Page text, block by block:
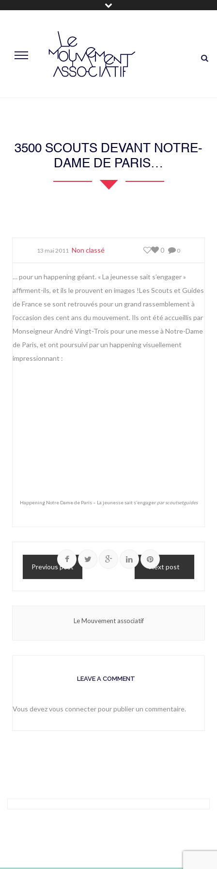
3500 SCOUTS DEVANT NOTRE-
DAME DE PARIS…
13 mai 2011 Non classé 0
0
… pour un happening géant. « La jeunesse sait s’engager »
affirment-ils, et ils le prouvent en images !Les Scouts et Guides
de France se sont retrouvés pour un grand rassemblement à
l’occasion des cent ans du mouvement. Ils ont été accueillis par
Monseigneur André Vingt-Trois pour une messe à Notre-Dame
de Paris, et ont poursuivi par un happeningvisuellement
impressionnant :
Happening Notre Dame de Paris – La jeunesse sait s’engager parscoutsetguides
Previous post Next post
Le Mouvement associatif
LEAVE A COMMENT
Vous devezvous connecterpour publier un commentaire.